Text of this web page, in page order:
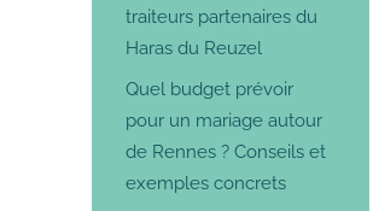
traiteurs partenaires du
Haras du Reuzel
Quel budget prévoir
pour un mariage autour
de Rennes ? Conseils et
exemples concrets